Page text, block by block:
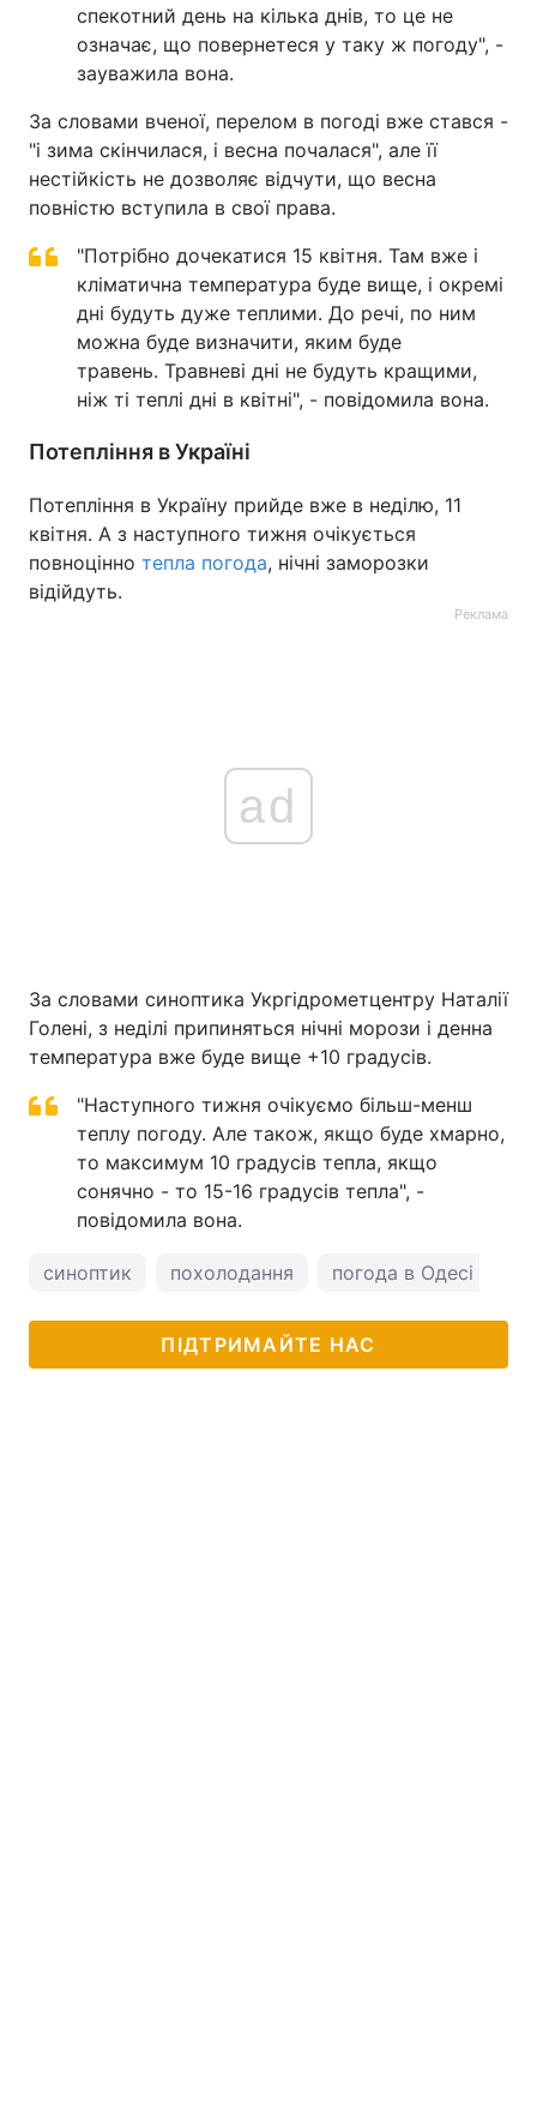
Тема оформлення
спекотний день на кілька днів, то це не
означає, що повернетеся у таку ж погоду", -
зауважила вона.
За словами вченої, перелом в погоді вже стався -
"і зима скінчилася, і весна почалася", але її
нестійкість не дозволяє відчути, що весна
повністю вступила в свої права.
"Потрібно дочекатися 15 квітня. Там вже і
кліматична температура буде вище, і окремі
дні будуть дуже теплими. До речі, по ним
можна буде визначити, яким буде
травень. Травневі дні не будуть кращими,
ніж ті теплі дні в квітні", - повідомила вона.
Потепління в Україні
Потепління в Україну прийде вже в неділю, 11
квітня. А з наступного тижня очікується
повноцінно тепла погода, нічні заморозки
відійдуть.
Реклама
ad
За словами синоптика Укргідрометцентру Наталії
Голені, з неділі припиняться нічні морози і денна
температура вже буде вище +10 градусів.
"Наступного тижня очікуємо більш-менш
теплу погоду. Але також, якщо буде хмарно,
то максимум 10 градусів тепла, якщо
сонячно - то 15-16 градусів тепла", -
повідомила вона.
синоптик похолодання погода в Одесі
ПІДТРИМАЙТЕ НАС